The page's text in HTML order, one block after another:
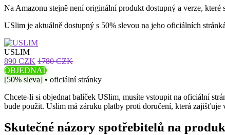
Na Amazonu stejně není originální produkt dostupný a verze,
USlim je aktuálně dostupný s 50% slevou na jeho oficiálních
USLIM
890 CZK 1780 CZK
OBJEDNAT
[50% sleva] • oficiální stránky
Chcete-li si objednat balíček USlim, musíte vstoupit na oficiální
bude použit. Uslim má záruku platby proti doručení, která zajišťuje
Skutečné názory spotřebitelů na